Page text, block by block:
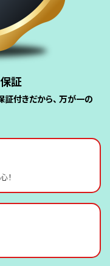
証
付きだから、 万が一の
！